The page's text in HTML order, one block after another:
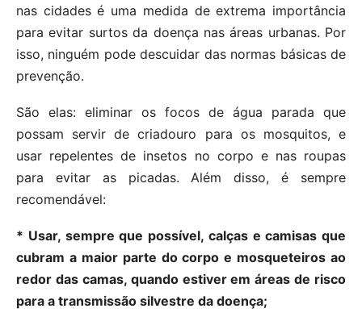
nas cidades é uma medida de extrema importância
para evitar surtos da doença nas áreas urbanas. Por
isso, ninguém pode descuidar das normas básicas de
prevenção.
São elas: eliminar os focos de água parada que
possam servir de criadouro para os mosquitos, e
usar repelentes de insetos no corpo e nas roupas
para evitar as picadas. Além disso, é sempre
recomendável:
* Usar, sempre que possível, calças e camisas que
cubram a maior parte do corpo e mosqueteiros ao
redor das camas, quando estiver em áreas de risco
para a transmissão silvestre da doença;